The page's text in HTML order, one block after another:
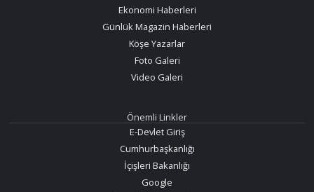
Ekonomi Haberleri
Günlük Magazin Haberleri
Köşe Yazarlar
Foto Galeri
Video Galeri
Önemli Linkler
E-Devlet Giriş
Cumhurbaşkanlığı
İçişleri Bakanlığı
Google